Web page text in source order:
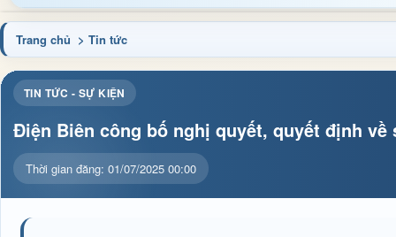
Trang chủ > Tin tức
TIN TỨC - SỰ KIỆN
Điện Biên công bố nghị quyết, quyết định
Thời gian đăng: 01/07/2025 00:00